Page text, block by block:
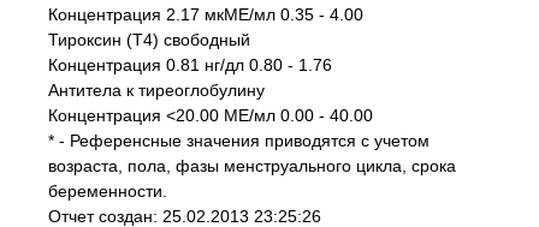
Концентрация 2.17 мкМЕ/мл 0.35 - 4.00
Тироксин (Т4) свободный
Концентрация 0.81 нг/дл 0.80 - 1.76
Антитела к тиреоглобулину
Концентрация <20.00 МЕ/мл 0.00 - 40.00
* - Референсные значения приводятся с учетом
возраста, пола, фазы менструального цикла, срока
беременности.
Отчет создан: 25.02.2013 23:25:26